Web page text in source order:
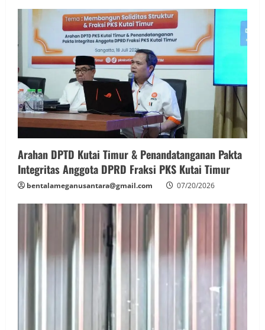
Arahan DPTD Kutai Timur & Penandatanganan Pakta
Integritas Anggota DPRD Fraksi PKS Kutai Timur
bentalameganusantara@gmail.com 07/20/2026